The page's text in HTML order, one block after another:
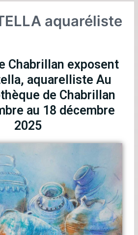
aquaréliste
Chabrillan exposent
aquarelliste Au
de Chabrillan
au 18 décembre
2025